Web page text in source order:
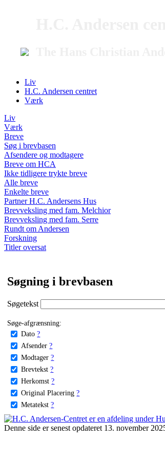
Liv
H.C. Andersen centret
Værk
Liv
Værk
Breve
Søg i brevbasen
Afsendere og modtagere
Breve om HCA
Ikke tidligere trykte breve
Alle breve
Enkelte breve
Partner H.C. Andersens Hus
Brevveksling med fam. Melchior
Brevveksling med fam. Serre
Rundt om Andersen
Forskning
Titler oversat
Søgning i brevbasen
Søgetekst
Søge-afgrænsning:
Dato ?
Afsender ?
Modtager ?
Brevtekst ?
Herkomst ?
Original Placering ?
Metatekst ?
Denne side er senest opdateret 13. november